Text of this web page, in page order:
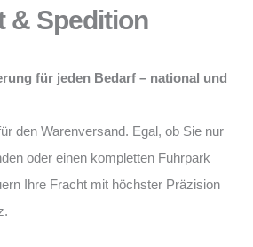
& Spedition
für jeden Bedarf – national und
den Warenversand. Egal, ob Sie nur
oder einen kompletten Fuhrpark
Ihre Fracht mit höchster Präzision